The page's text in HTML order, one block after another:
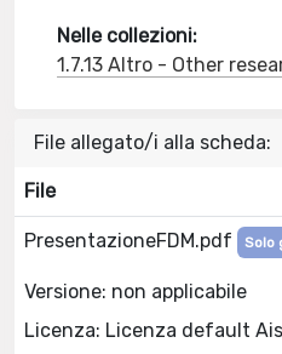
Nelle collezioni:
1.7.13 Altro - Other
File allegato/i alla scheda:
File
PresentazioneFDM.pdf Solo
Versione: non applicabile
Licenza: Licenza default